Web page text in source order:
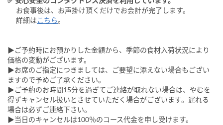
お食事後は、お声掛け頂くだけでお会計が完了します。
詳細はこちら。
▶ご予約時にお預かりした金額から、季節の食材入荷状況により
価格の変動がございます。
▶お席のご指定につきましては、ご要望に添えない場合もござい
ますので予めご了承ください。
▶ご予約のお時間15分を過ぎてご連絡が取れない場合は、やむを
得ずキャンセル扱いとさせていただく場合がございます。遅れる
場合は必ずご連絡下さい。
▶当日のキャンセルは100％のコース代金を申し受けます。